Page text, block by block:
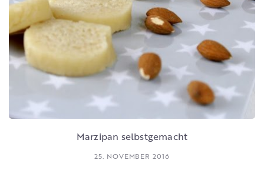
Marzipan selbstgemacht
25. NOVEMBER 2016